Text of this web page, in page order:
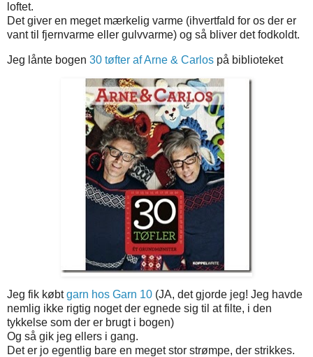
loftet.
Det giver en meget mærkelig varme (ihvertfald for os der er
vant til fjernvarme eller gulvvarme) og så bliver det fodkoldt.
Jeg lånte bogen 30 tøfter af Arne & Carlos på biblioteket
Jeg fik købtgarn hos Garn 10 (JA, det gjorde jeg! Jeg havde
nemlig ikke rigtig noget der egnede sig til at filte, i den
tykkelse som der er brugt i bogen)
Og så gik jeg ellers i gang.
Det er jo egentlig bare en meget stor strømpe, der strikkes.